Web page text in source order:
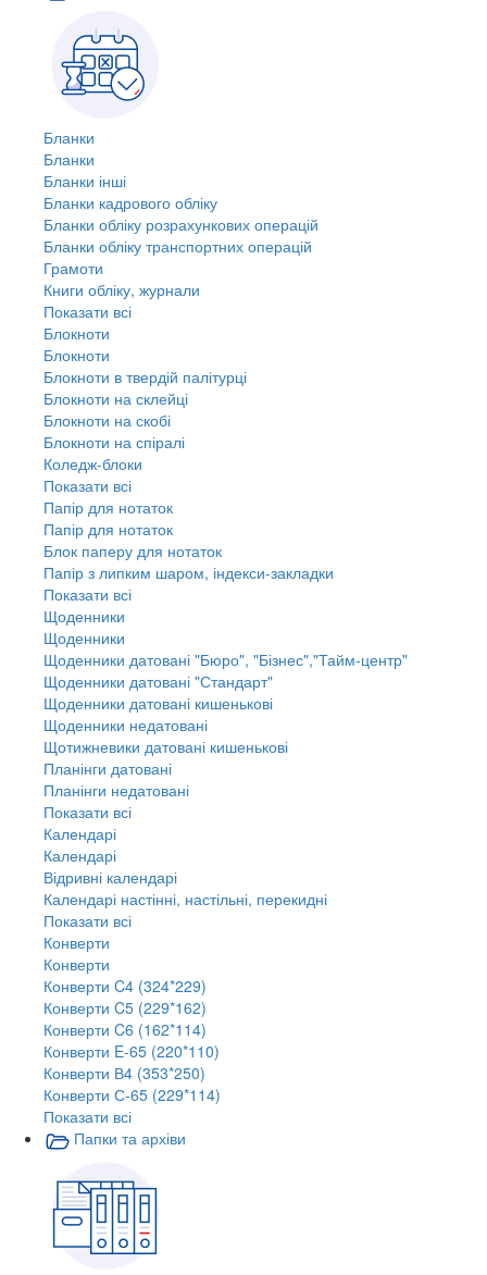
Бланки
Бланки
Бланки інші
Бланки кадрового обліку
Бланки обліку розрахункових операцій
Бланки обліку транспортних операцій
Грамоти
Книги обліку, журнали
Показати всі
Блокноти
Блокноти
Блокноти в твердій палітурці
Блокноти на склейці
Блокноти на скобі
Блокноти на спіралі
Коледж-блоки
Показати всі
Папір для нотаток
Папір для нотаток
Блок паперу для нотаток
Папір з липким шаром, індекси-закладки
Показати всі
Щоденники
Щоденники
Щоденники датовані "Бюро", "Бізнес","Тайм-центр"
Щоденники датовані "Стандарт"
Щоденники датовані кишенькові
Щоденники недатовані
Щотижневики датовані кишенькові
Планінги датовані
Планінги недатовані
Показати всі
Календарі
Календарі
Відривні календарі
Календарі настінні, настільні, перекидні
Показати всі
Конверти
Конверти
Конверти C4 (324*229)
Конверти C5 (229*162)
Конверти C6 (162*114)
Конверти E-65 (220*110)
Конверти В4 (353*250)
Конверти С-65 (229*114)
Показати всі
Папки та архіви